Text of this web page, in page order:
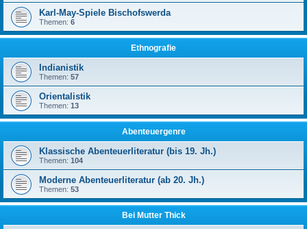
Karl-May-Spiele Bischofswerda
Themen: 6
Ethnografie
Indianistik
Themen: 57
Orientalistik
Themen: 13
Abenteuergenre
Klassische Abenteuerliteratur (bis 19. Jh.)
Themen: 104
Moderne Abenteuerliteratur (ab 20. Jh.)
Themen: 53
Bei Mutter Thick